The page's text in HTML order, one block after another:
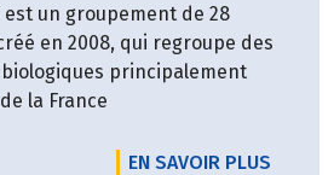
est un groupement de 28
en 2008, qui regroupe des
principalement
la France
EN SAVOIR PLUS